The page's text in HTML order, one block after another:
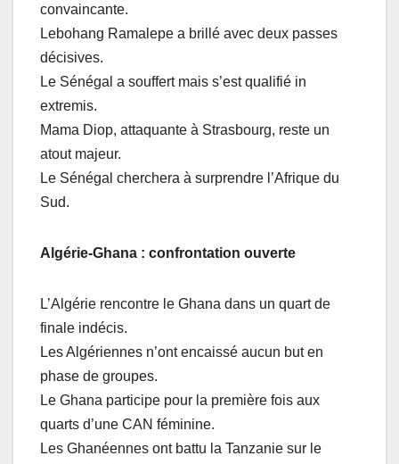
convaincante.
Lebohang Ramalepe a brillé avec deux passes
décisives.
Le Sénégal a souffert mais s’est qualifié in
extremis.
Mama Diop, attaquante à Strasbourg, reste un
atout majeur.
Le Sénégal cherchera à surprendre l’Afrique du
Sud.
Algérie-Ghana : confrontation ouverte
L’Algérie rencontre le Ghana dans un quart de
finale indécis.
Les Algériennes n’ont encaissé aucun but en
phase de groupes.
Le Ghana participe pour la première fois aux
quarts d’une CAN féminine.
Les Ghanéennes ont battu la Tanzanie sur le